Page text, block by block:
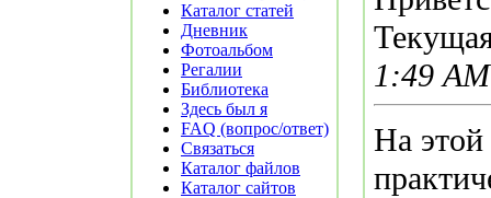
Каталог статей
Дневник
Фотоальбом
Регалии
Библиотека
Здесь был я
FAQ (вопрос/ответ)
Связаться
Каталог файлов
Каталог сайтов
1:49 AM
На этой